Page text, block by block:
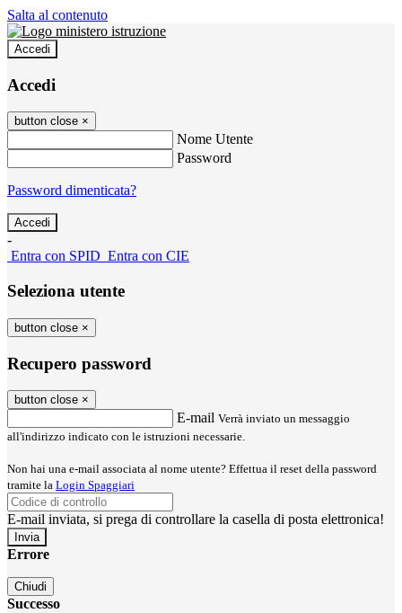
Salta al contenuto
Accedi
Accedi
button close ×
Nome Utente
Password
Password dimenticata?
-
Entra con SPID Entra con CIE
Seleziona utente
button close ×
Recupero password
button close ×
E-mail Verrà inviato un messaggio
all'indirizzo indicato con le istruzioni necessarie.
Non hai una e-mail associata al nome utente? Effettua il reset della password
tramite la Login Spaggiari
E-mail inviata, si prega di controllare la casella di posta elettronica!
Errore
Chiudi
Successo